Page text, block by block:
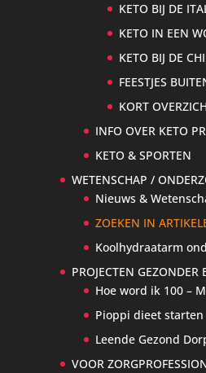
KETO BIJ DE
KETO IN EEN
KETO BIJ DE
FEESTJES
KORT
INFO OVER KETO
KETO & SPORTEN
WETENSCHAP /
Nieuws &
ZOEKEN IN
Koolhydraatarm
PROJECTEN GEZONDER
Hoe word ik 100 –
Pioppi dieet starten
Leende Gezond
VOOR